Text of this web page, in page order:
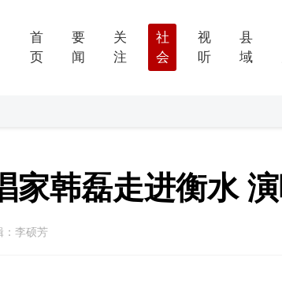
首
页
要
闻
关
注
社
会
视
听
县
域
家韩磊走进衡水
李硕芳